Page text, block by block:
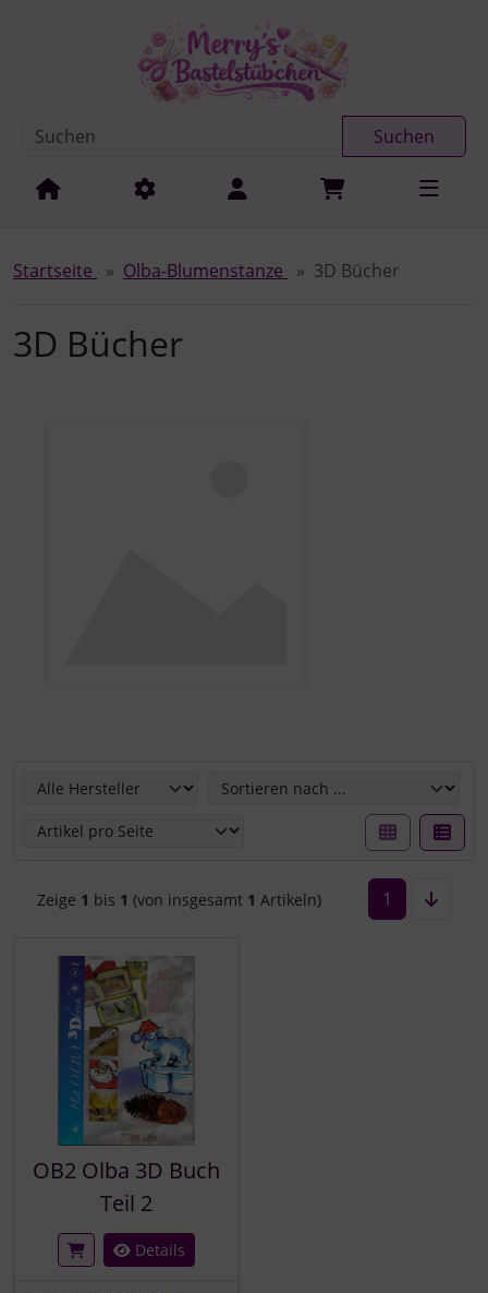
Springe zur Navigation
Suchen
Startseite Olba-Blumenstanze 3D Bücher
3D Bücher
Zeige 1 bis 1 (von insgesamt 1 Artikeln) 1
OB2 Olba 3D Buch
Teil 2
Details